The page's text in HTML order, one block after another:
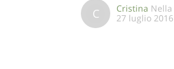
C Cristina Nella
27 luglio 2016